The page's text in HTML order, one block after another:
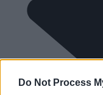
Do Not Process